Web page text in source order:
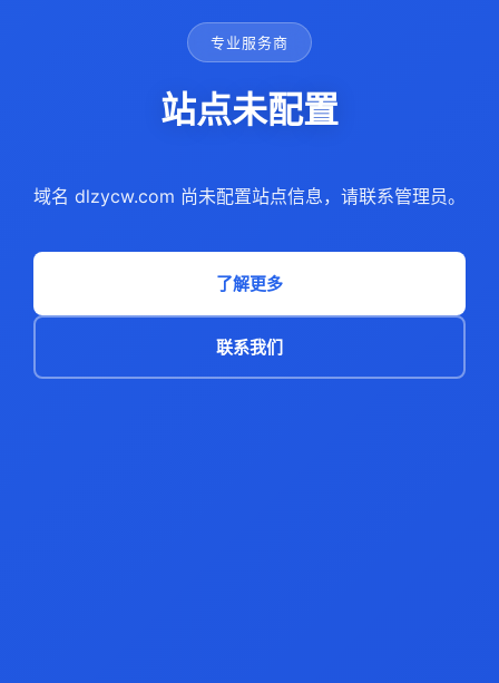
专业服务商
站点未配置
域名 dlzycw.com 尚未配置站点信息，请联系管理员。
了解更多
联系我们